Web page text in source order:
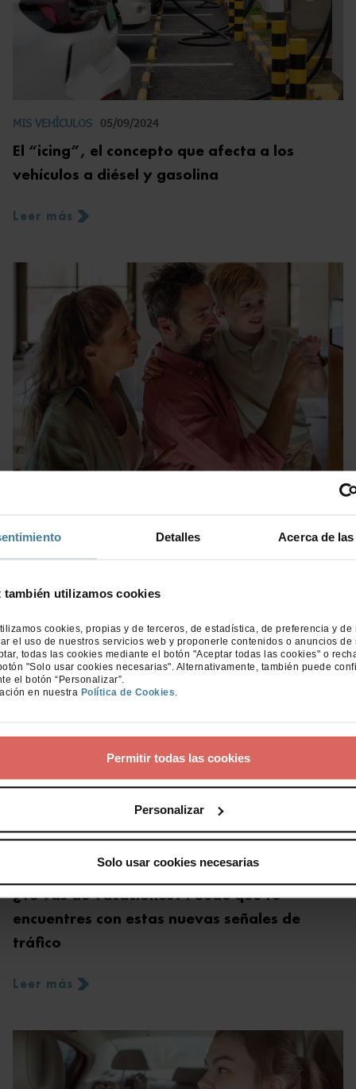
Detalles Acerca de
también utilizamos cookies
cookies, propias y de terceros, de estadística, de preferencia y de
el uso de nuestros servicios web y proponerle contenidos o anuncios de
todas las cookies mediante el botón "Aceptar todas las cookies" o
"Solo usar cookies necesarias". Alternativamente, también puede
el botón “Personalizar”.
en nuestra Política de Cookies
Permitir todas las cookies
Personalizar
Solo usar cookies necesarias
MIS VEHÍCULOS 05/09/2024
El “icing”, el concepto que afecta a los
vehículos a diésel y gasolina
Leer más
con los dispositivos inteligentes de seguridad
Leer más
13/08/2024
¿Te vas de vacaciones? Puede que te
encuentres con estas nuevas señales de
tráfico
Leer más